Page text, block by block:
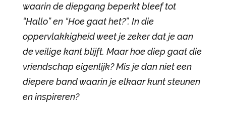
waarin de diepgang beperkt bleef tot
“Hallo” en “Hoe gaat het?”. In die
oppervlakkigheid weet je zeker dat je aan
de veilige kant blijft. Maar hoe diep gaat die
vriendschap eigenlijk? Mis je dan niet een
diepere band waarin je elkaar kunt steunen
en inspireren?